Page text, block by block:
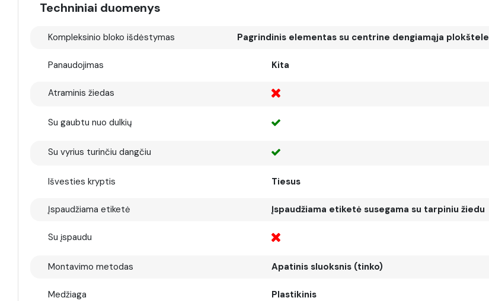
Techniniai duomenys
Kompleksinio bloko išdėstymas Pagrindinis elementas su centrine dengiamąja plokštele
Panaudojimas Kita
Atraminis žiedas
Su gaubtu nuo dulkių
Su vyrius turinčiu dangčiu
Išvesties kryptis Tiesus
Įspaudžiama etiketė Įspaudžiama etiketė susegama su tarpiniu žiedu
Su įspaudu
Montavimo metodas Apatinis sluoksnis (tinko)
Medžiaga Plastikinis